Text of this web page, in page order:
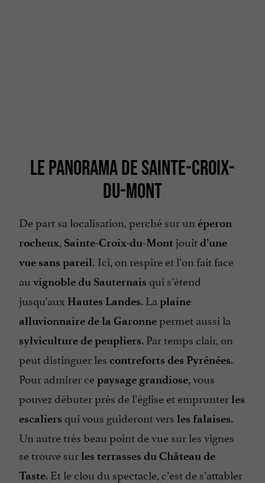
LE PANORAMA DE SAINTE-CROIX-
DU-MONT
De part sa localisation, perché sur un éperon
rocheux, Sainte-Croix-du-Mont jouitd’une
vue sans pareil. Ici, on respire et l’on fait face
au vignoble du Sauternais qui s’étend
jusqu’aux Hautes Landes. La plaine
alluvionnairede la Garonnepermet aussi la
sylviculture de peupliers. Par temps clair, on
peut distinguer les contreforts des Pyrénées.
Pour admirer cepaysage grandiose, vous
pouvez débuter près de l’église et emprunterles
escaliers qui vous guideront vers les falaises.
Un autre très beau point de vue sur les vignes
se trouve surles terrasses du Château de
Taste. Et le clou du spectacle, c’est de s’attabler